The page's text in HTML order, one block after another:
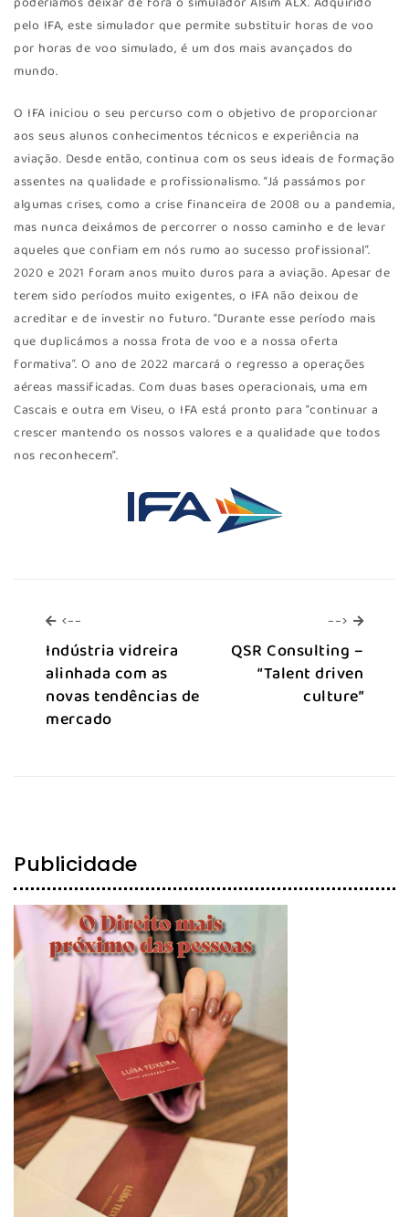
pelo IFA, este simulador que permite substituir horas de voo
por horas de voo simulado, é um dos mais avançados do
mundo.
O IFA iniciou o seu percurso com o objetivo de proporcionar
aos seus alunos conhecimentos técnicos e experiência na
aviação. Desde então, continua com os seus ideais de formação
assentes na qualidade e profissionalismo. “Já passámos por
algumas crises, como a crise financeira de 2008 ou a pandemia,
mas nunca deixámos de percorrer o nosso caminho e de levar
aqueles que confiam em nós rumo ao sucesso profissional”.
2020 e 2021 foram anos muito duros para a aviação. Apesar de
terem sido períodos muito exigentes, o IFA não deixou de
acreditar e de investir no futuro. “Durante esse período mais
que duplicámos a nossa frota de voo e a nossa oferta
formativa”. O ano de 2022 marcará o regresso a operações
aéreas massificadas. Com duas bases operacionais, uma em
Cascais e outra em Viseu, o IFA está pronto para “continuar a
crescer mantendo os nossos valores e a qualidade que todos
nos reconhecem”.
<--
Indústria vidreira
alinhada com as
novas tendências de
mercado
--> -->
QSR Consulting –
“Talent driven
culture”
Publicidade